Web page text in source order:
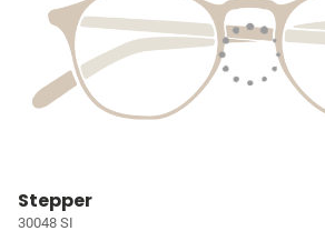
Stepper
30048 SI